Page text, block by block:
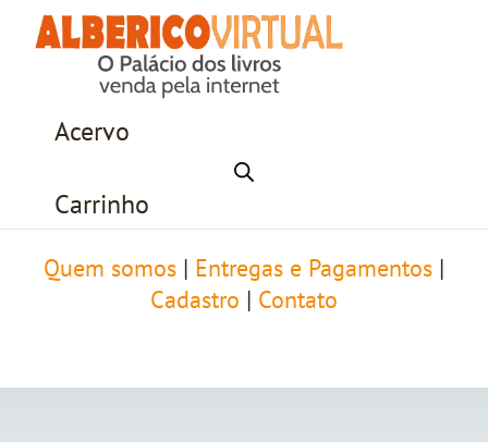
Acervo
Carrinho
Quem somos Entregas e Pagamentos
Cadastro
Contato